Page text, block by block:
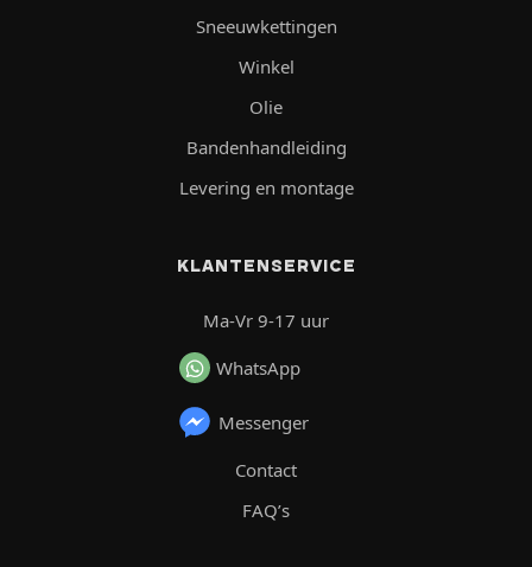
Sneeuwkettingen
Winkel
Olie
Bandenhandleiding
Levering en montage
KLANTENSERVICE
Ma-Vr 9-17 uur
WhatsApp
Messenger
Contact
FAQ’s